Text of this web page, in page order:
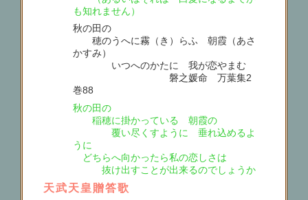
も知れません）
秋の田の
穂のうへに霧（き）らふ 朝霞（あさ
かすみ）
いつへのかたに 我が恋やまむ
磐之媛命 万葉集2
巻88
秋の田の
稲穂に掛かっている 朝霞の
覆い尽くすように 垂れ込めるよ
うに
どちらへ向かったら私の恋しさは
抜け出すことが出来るのでしょうか
天武天皇贈答歌